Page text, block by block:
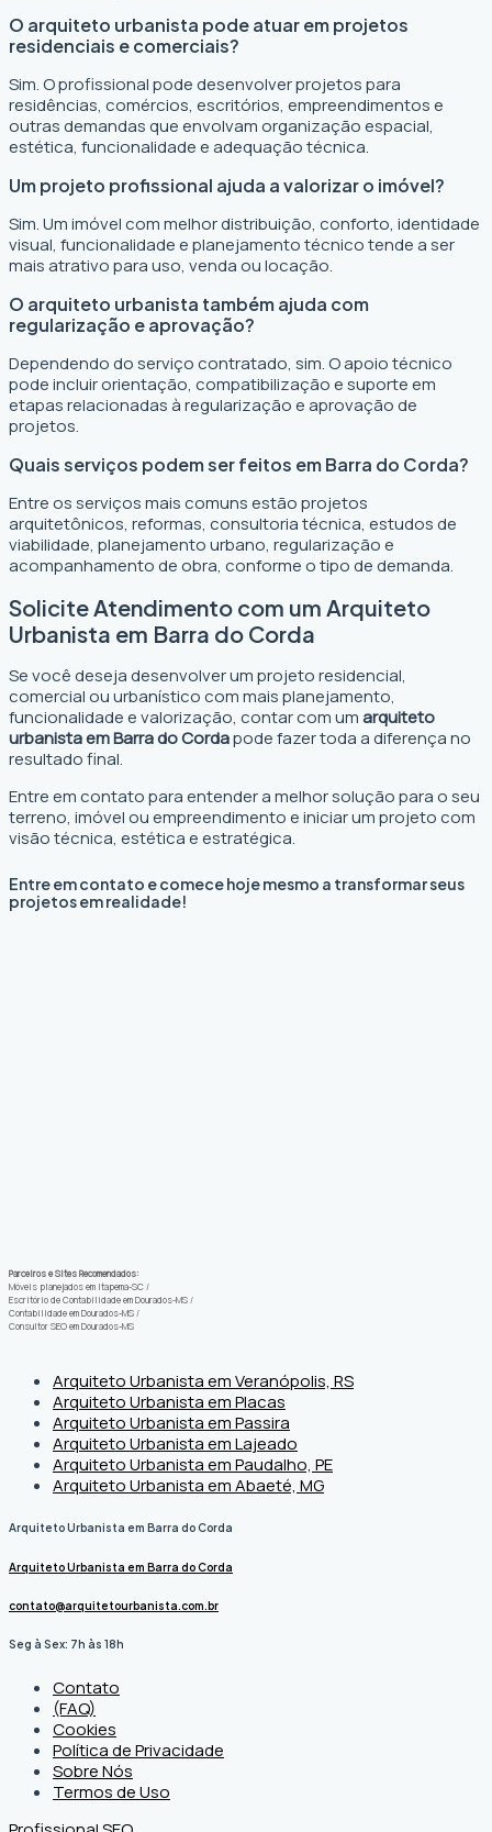
O arquiteto urbanista pode atuar em projetos
residenciais e comerciais?
Sim. O profissional pode desenvolver projetos para
residências, comércios, escritórios, empreendimentos e
outras demandas que envolvam organização espacial,
estética, funcionalidade e adequação técnica.
Um projeto profissional ajuda a valorizar o imóvel?
Sim. Um imóvel com melhor distribuição, conforto, identidade
visual, funcionalidade e planejamento técnico tende a ser
mais atrativo para uso, venda ou locação.
O arquiteto urbanista também ajuda com
regularização e aprovação?
Dependendo do serviço contratado, sim. O apoio técnico
pode incluir orientação, compatibilização e suporte em
etapas relacionadas à regularização e aprovação de
projetos.
Quais serviços podem ser feitos em Barra do Corda?
Entre os serviços mais comuns estão projetos
arquitetônicos, reformas, consultoria técnica, estudos de
viabilidade, planejamento urbano, regularização e
acompanhamento de obra, conforme o tipo de demanda.
Solicite Atendimento com um Arquiteto
Urbanista em Barra do Corda
Se você deseja desenvolver um projeto residencial,
comercial ou urbanístico com mais planejamento,
funcionalidade e valorização, contar com umarquiteto
urbanista em Barra do Cordapode fazer toda a diferença no
resultado final.
Entre em contato para entender a melhor solução para o seu
terreno, imóvel ou empreendimento e iniciar um projeto com
visão técnica, estética e estratégica.
Entre em contato e comece hoje mesmo a transformar seus
projetos em realidade!
Parceiros e Sites Recomendados:
Móveis planejados em Itapema-SC /
Escritório de Contabilidade em Dourados-MS /
Contabilidade em Dourados-MS /
Consultor SEO em Dourados-MS
Arquiteto Urbanista em Veranópolis, RS
Arquiteto Urbanista em Placas
Arquiteto Urbanista em Passira
Arquiteto Urbanista em Lajeado
Arquiteto Urbanista em Paudalho, PE
Arquiteto Urbanista em Abaeté, MG
Arquiteto Urbanista em Barra do Corda
Arquiteto Urbanista em Barra do Corda
contato@arquitetourbanista.com.br
Seg à Sex: 7h às 18h
Contato
(FAQ)
Cookies
Política de Privacidade
Sobre Nós
Termos de Uso